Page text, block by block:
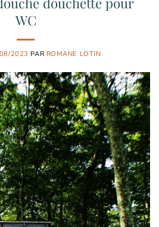
WC
2023 PAR ROMANE LOTIN